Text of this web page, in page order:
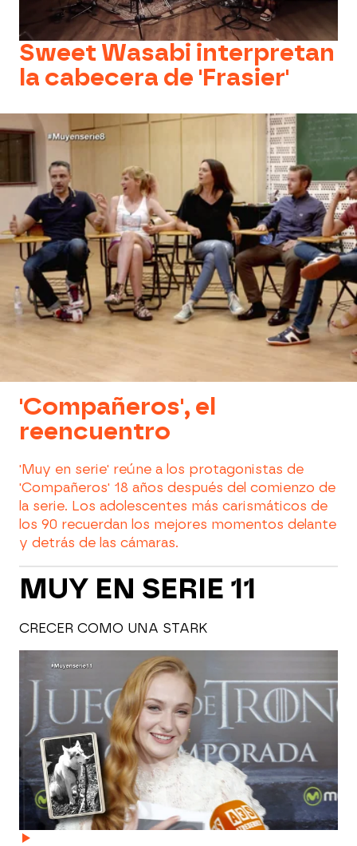
Sweet Wasabi interpretan
la cabecera de 'Frasier'
'Compañeros', el
reencuentro
'Muy en serie' reúne a los protagonistas de
'Compañeros' 18 años después del comienzo de
la serie. Los adolescentes más carismáticos de
los 90 recuerdan los mejores momentos delante
y detrás de las cámaras.
MUY EN SERIE 11
CRECER COMO UNA STARK